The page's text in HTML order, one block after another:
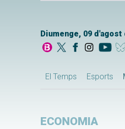
Diumenge, 09 d'agost
El Temps Esports
ECONOMIA